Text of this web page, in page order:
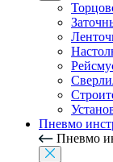
Пневмо
Пневмо